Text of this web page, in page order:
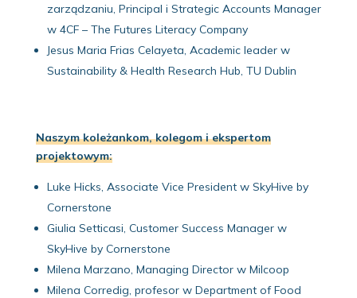
zarządzaniu, Principal i Strategic Accounts Manager
w 4CF – The Futures Literacy Company
Jesus Maria Frias Celayeta, Academic leader w
Sustainability & Health Research Hub, TU Dublin
Naszym koleżankom, kolegom i ekspertom
projektowym:
Luke Hicks, Associate Vice President w SkyHive by
Cornerstone
Giulia Setticasi, Customer Success Manager w
SkyHive by Cornerstone
Milena Marzano, Managing Director w Milcoop
Milena Corredig, profesor w Department of Food